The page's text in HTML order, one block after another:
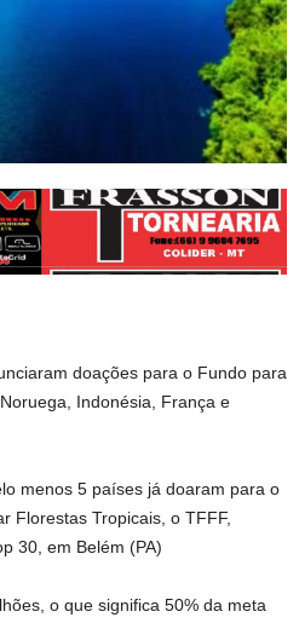
doações para o Fundo para
Indonésia, França e
menos 5 países já doaram para o
Florestas Tropicais, o TFFF,
30, em Belém (PA)
o que significa 50% da meta